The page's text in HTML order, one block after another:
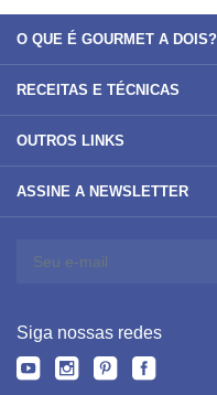
O QUE É GOURMET A DOIS?
RECEITAS E TÉCNICAS
OUTROS LINKS
ASSINE A NEWSLETTER
Siga nossas redes